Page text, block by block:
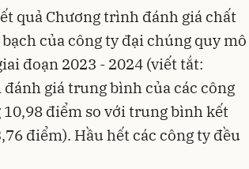
quả Chương trình đánh giá chất
của công ty đại chúng quy mô
đoạn 2023 - 2024 (viết tắt:
giá trung bình của các công
10,98 điểm so với trung bình kết
điểm). Hầu hết các công ty đều